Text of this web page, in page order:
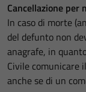
Cancellazione per
In caso di morte
del defunto non
anagrafe, in
Civile comunicare
anche se di un